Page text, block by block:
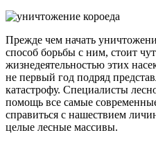
Прежде чем начать
способ борьбы с ним, стоит
жизнедеятельностью этих
не первый год подряд
катастрофу. Специалисты
помощь все самые
справиться с нашествием
целые лесные массивы.